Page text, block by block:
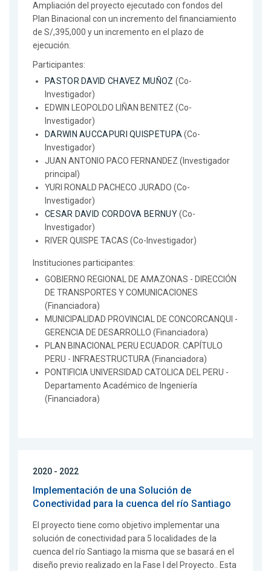
Ampliación del proyecto ejecutado con fondos del
Plan Binacional con un incremento del financiamiento
de S/,395,000 y un incremento en el plazo de
ejecución.
Participantes:
PASTOR DAVID CHAVEZ MUÑOZ (Co-
Investigador)
EDWIN LEOPOLDO LIÑAN BENITEZ (Co-
Investigador)
DARWIN AUCCAPURI QUISPETUPA(Co-
Investigador)
JUAN ANTONIO PACO FERNANDEZ (Investigador
principal)
YURI RONALD PACHECO JURADO (Co-
Investigador)
CESAR DAVID CORDOVA BERNUY(Co-
Investigador)
RIVER QUISPE TACAS (Co-Investigador)
Instituciones participantes:
GOBIERNO REGIONAL DE AMAZONAS - DIRECCIÓN
DE TRANSPORTES Y COMUNICACIONES
(Financiadora)
MUNICIPALIDAD PROVINCIAL DE CONCORCANQUI -
GERENCIA DE DESARROLLO (Financiadora)
PLAN BINACIONAL PERU ECUADOR. CAPÍTULO
PERU - INFRAESTRUCTURA (Financiadora)
PONTIFICIA UNIVERSIDAD CATOLICA DEL PERU -
Departamento Académico de Ingeniería
(Financiadora)
2020 - 2022
Implementación de una Solución de
Conectividad para la cuenca del río Santiago
El proyecto tiene como objetivo implementar una
solución de conectividad para 5 localidades de la
cuenca del río Santiago la misma que se basará en el
diseño previo realizado en la Fase I del Proyecto.. Esta